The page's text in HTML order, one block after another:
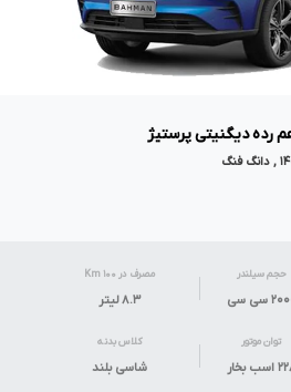
رده دیگنیتی پرستیژ
حجم سیلندر
سی سی
مصرف در ۱۰۰ Km
۸.۳لیتر
توان موتور
بخار
کلاس بدنه
شاسی بلند